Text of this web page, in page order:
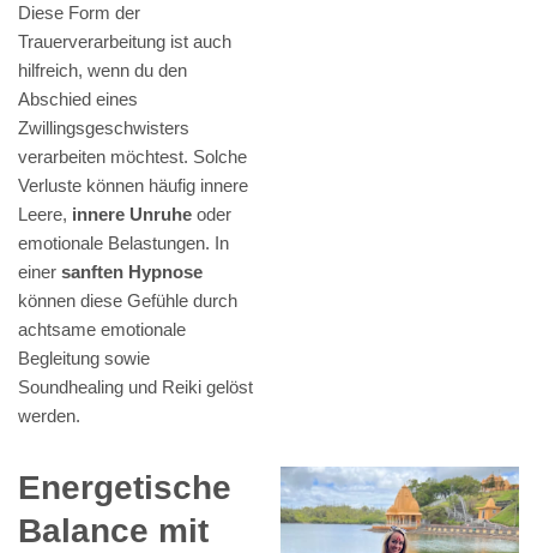
Diese Form der
Trauerverarbeitung ist auch
hilfreich, wenn du den
Abschied eines
Zwillingsgeschwisters
verarbeiten möchtest. Solche
Verluste können häufig innere
Leere, innere Unruhe oder
emotionale Belastungen. In
einer sanften Hypnose
können diese Gefühle durch
achtsame emotionale
Begleitung sowie
Soundhealing und Reiki gelöst
werden.
Energetische
Balance mit